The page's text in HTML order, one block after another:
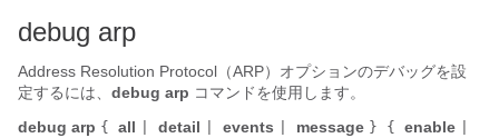
debug arp
Address Resolution Protocol（ARP）オプションのデバッグを設
定するには、 debug arp コマンドを使用します。
debug arp { all detail events message } { enable